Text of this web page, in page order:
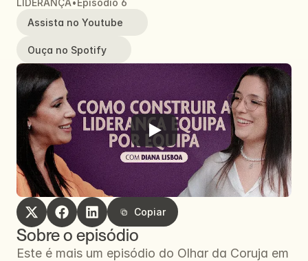
LIDERANÇA•Episódio 6
Assista no Youtube
Ouça no Spotify
Copiar
Copiar
Sobre o episódio
Este é mais um episódio do Olhar da Coruja em